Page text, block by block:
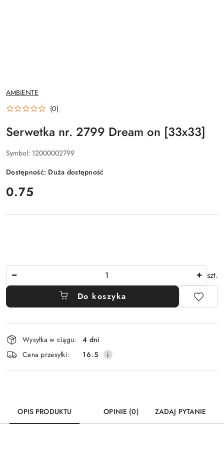
NAZWA
PRODUCENTA:
AMBIENTE
(0)
Serwetka nr. 2799 Dream on [33x33]
Symbol: 12000002799
Dostępność: Duża dostępność
cena:
0.75
szt.
Do koszyka
Dostępność
i
dostawa
Wysyłka w ciągu:
4 dni
Cena przesyłki:
16.5
OPIS PRODUKTU OPINIE (0) ZADAJ PYTANIE